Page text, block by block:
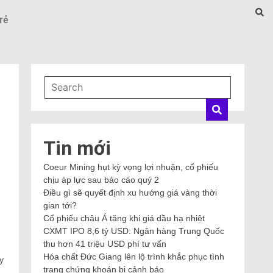
Tin mới
Coeur Mining hụt kỳ vọng lợi nhuận, cổ phiếu
chịu áp lực sau báo cáo quý 2
Điều gì sẽ quyết định xu hướng giá vàng thời
gian tới?
Cổ phiếu châu Á tăng khi giá dầu hạ nhiệt
CXMT IPO 8,6 tỷ USD: Ngân hàng Trung Quốc
thu hơn 41 triệu USD phí tư vấn
Hóa chất Đức Giang lên lộ trình khắc phục tình
trạng chứng khoán bị cảnh báo